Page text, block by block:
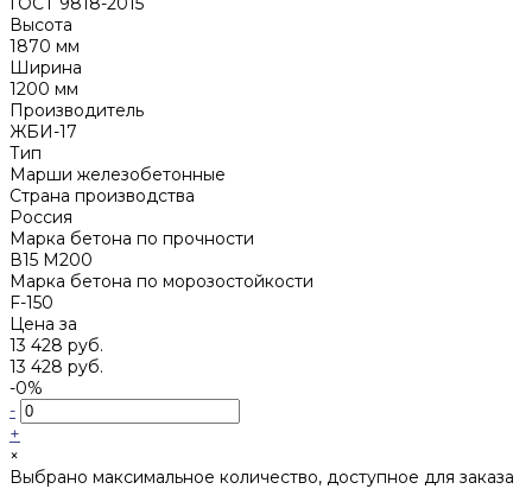
Высота
1870 мм
Ширина
1200 мм
Производитель
ЖБИ-17
Тип
Марши железобетонные
Страна производства
Россия
Марка бетона по прочности
В15 М200
Марка бетона по морозостойкости
F-150
Цена за
13 428 руб.
13 428 руб.
-0%
-
+
×
Выбрано максимальное количество, доступное для заказа